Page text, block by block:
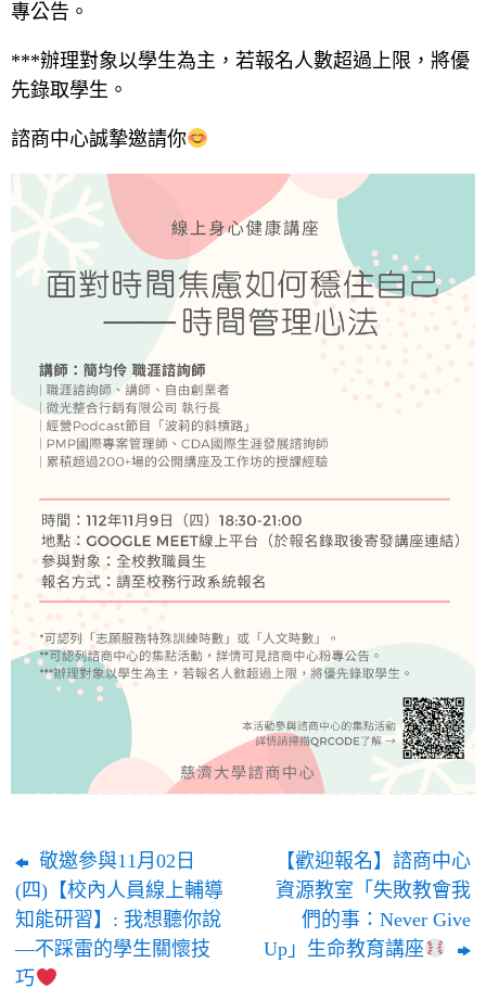
專公告。
***辦理對象以學生為主，若報名人數超過上限，將優
先錄取學生。
諮商中心誠摯邀請你
敬邀參與11月02日
(四)【校內人員線上輔導
知能研習】: 我想聽你說
—不踩雷的學生關懷技
巧
【歡迎報名】諮商中心
資源教室「失敗教會我
們的事：Never Give
Up」生命教育講座